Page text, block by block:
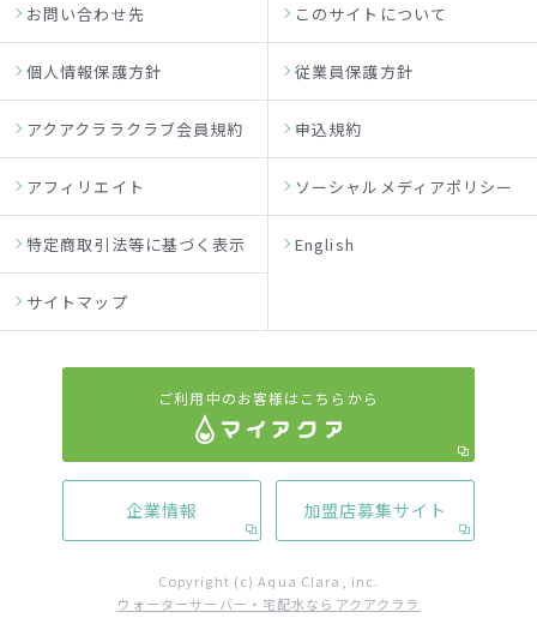
お問い合わせ先 このサイトについて
個人情報保護方針 従業員保護方針
アクアクララクラブ会員規約 申込規約
アフィリエイト ソーシャルメディアポリシー
特定商取引法等に基づく表示 English
サイトマップ
ご利用中のお客様はこちらから
企業情報 加盟店募集サイト
Copyright (c) Aqua Clara, inc.
ウォーターサーバー・宅配水ならアクアクララ